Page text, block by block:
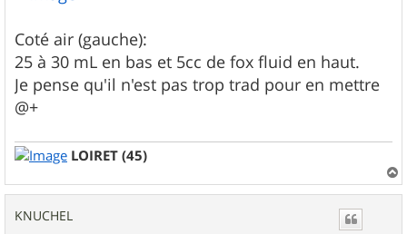
Coté air (gauche):
25 à 30 mL en bas et 5cc de fox fluid en haut.
Je pense qu'il n'est pas trop trad pour en mettre
@+
LOIRET (45)
a
KNUCHEL